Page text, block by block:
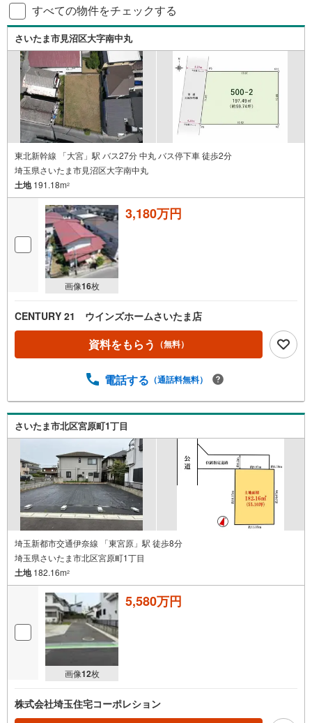
すべての物件をチェックする
さいたま市見沼区大字南中丸
東北新幹線 「大宮」駅 バス27分 中丸 バス停下車 徒歩2分
埼玉県さいたま市見沼区大字南中丸
土地191.18m2
画像16枚
3,180万円
CENTURY 21 ウインズホームさいたま店
資料をもらう （無料）
電話する （通話料無料）
さいたま市北区宮原町1丁目
埼玉新都市交通伊奈線 「東宮原」駅 徒歩8分
埼玉県さいたま市北区宮原町1丁目
土地182.16m2
画像12枚
5,580万円
株式会社埼玉住宅コーポレション